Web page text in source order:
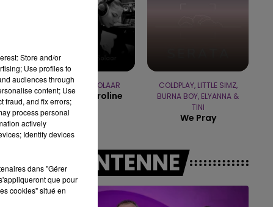
ZAHO & MC SOLAAR
Comme Caroline
COLDPLAY, LITTLE SIMZ,
BURNA BOY, ELYANNA &
TINI
We Pray
A L'ANTENNE
Store and/or
Use profiles to
audiences through
content; Use
fraud, and fix errors;
process personal
actively
Identify devices
dans "Gérer
que pour
cookies" situé en